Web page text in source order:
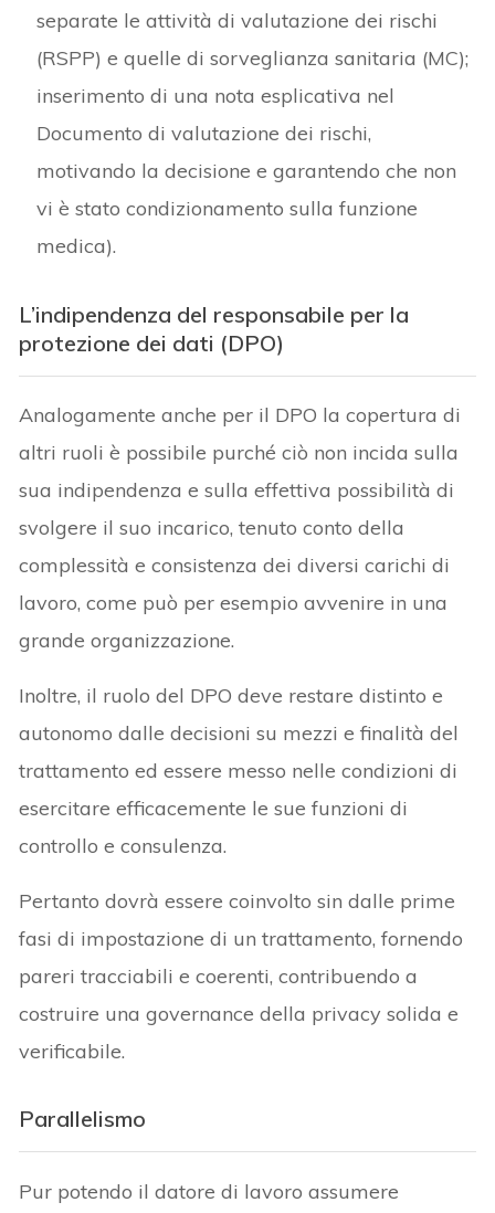
separate le attività di valutazione dei rischi
(RSPP) e quelle di sorveglianza sanitaria (MC);
inserimento di una nota esplicativa nel
Documento di valutazione dei rischi,
motivando la decisione e garantendo che non
vi è stato condizionamento sulla funzione
medica).
L’indipendenza del responsabile per la
protezione dei dati (DPO)
Analogamente anche per il DPO la copertura di
altri ruoli è possibile purché ciò non incida sulla
sua indipendenza e sulla effettiva possibilità di
svolgere il suo incarico, tenuto conto della
complessità e consistenza dei diversi carichi di
lavoro, come può per esempio avvenire in una
grande organizzazione.
Inoltre, il ruolo del DPO deve restare distinto e
autonomo dalle decisioni su mezzi e finalità del
trattamento ed essere messo nelle condizioni di
esercitare efficacemente le sue funzioni di
controllo e consulenza.
Pertanto dovrà essere coinvolto sin dalle prime
fasi di impostazione di un trattamento, fornendo
pareri tracciabili e coerenti, contribuendo a
costruire una governance della privacy solida e
verificabile.
Parallelismo
Pur potendo il datore di lavoro assumere